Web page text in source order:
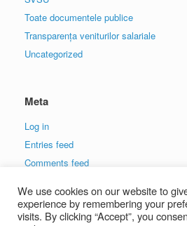
Toate documentele publice
Transparența veniturilor salariale
Uncategorized
Meta
Log in
Entries feed
Comments feed
We use cookies on our website to
experience by remembering your
visits. By clicking “Accept”, you